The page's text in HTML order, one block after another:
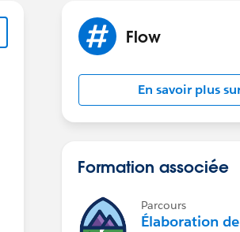
Flow
En savoir plus
Formation associée
Parcours
Élaboration